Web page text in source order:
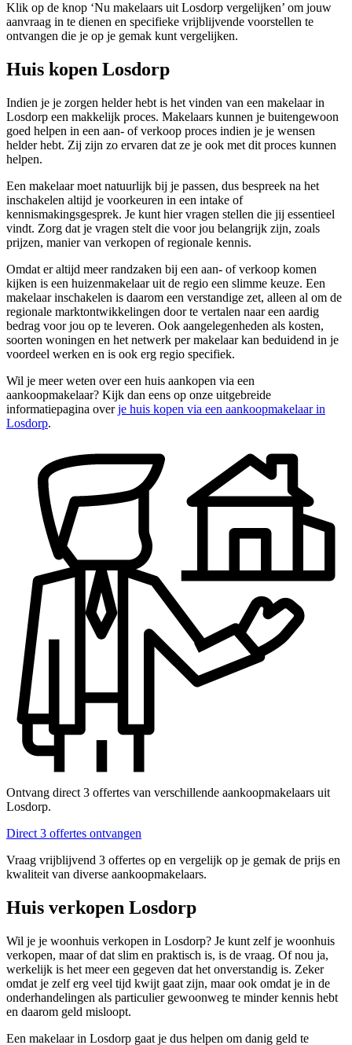
Klik op de knop ‘Nu makelaars uit Losdorp vergelijken’ om jouw
aanvraag in te dienen en specifieke vrijblijvende voorstellen te
ontvangen die je op je gemak kunt vergelijken.
Huis kopen Losdorp
Indien je je zorgen helder hebt is het vinden van een makelaar in
Losdorp een makkelijk proces. Makelaars kunnen je buitengewoon
goed helpen in een aan- of verkoop proces indien je je wensen
helder hebt. Zij zijn zo ervaren dat ze je ook met dit proces kunnen
helpen.
Een makelaar moet natuurlijk bij je passen, dus bespreek na het
inschakelen altijd je voorkeuren in een intake of
kennismakingsgesprek. Je kunt hier vragen stellen die jij essentieel
vindt. Zorg dat je vragen stelt die voor jou belangrijk zijn, zoals
prijzen, manier van verkopen of regionale kennis.
Omdat er altijd meer randzaken bij een aan- of verkoop komen
kijken is een huizenmakelaar uit de regio een slimme keuze. Een
makelaar inschakelen is daarom een verstandige zet, alleen al om de
regionale marktontwikkelingen door te vertalen naar een aardig
bedrag voor jou op te leveren. Ook aangelegenheden als kosten,
soorten woningen en het netwerk per makelaar kan beduidend in je
voordeel werken en is ook erg regio specifiek.
Wil je meer weten over een huis aankopen via een
aankoopmakelaar? Kijk dan eens op onze uitgebreide
informatiepagina overje huis kopen via een aankoopmakelaar in
Losdorp.
Ontvang direct 3 offertes van verschillende aankoopmakelaars uit
Losdorp.
Direct 3 offertes ontvangen
Vraag vrijblijvend 3 offertes op en vergelijk op je gemak de prijs en
kwaliteit van diverse aankoopmakelaars.
Huis verkopen Losdorp
Wil je je woonhuis verkopen in Losdorp? Je kunt zelf je woonhuis
verkopen, maar of dat slim en praktisch is, is de vraag. Of nou ja,
werkelijk is het meer een gegeven dat het onverstandig is. Zeker
omdat je zelf erg veel tijd kwijt gaat zijn, maar ook omdat je in de
onderhandelingen als particulier gewoonweg te minder kennis hebt
en daarom geld misloopt.
Een makelaar in Losdorp gaat je dus helpen om danig geld te